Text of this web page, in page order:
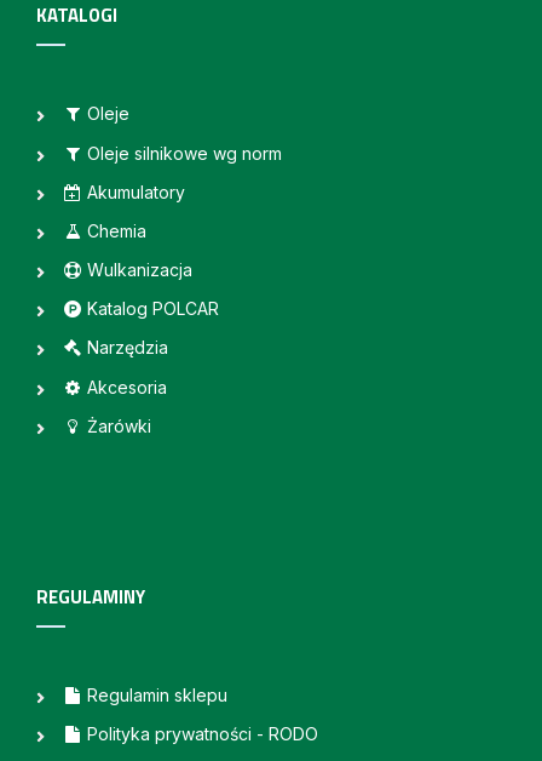
KATALOGI
Oleje
Oleje silnikowe wg norm
Akumulatory
Chemia
Wulkanizacja
Katalog POLCAR
Narzędzia
Akcesoria
Żarówki
REGULAMINY
Regulamin sklepu
Polityka prywatności - RODO